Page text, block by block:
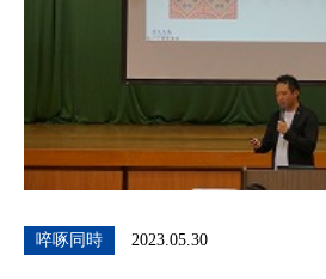
啐啄同時 2023.05.30